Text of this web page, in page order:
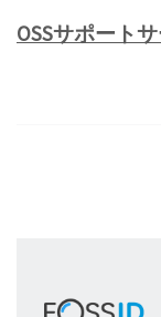
OSSサポート